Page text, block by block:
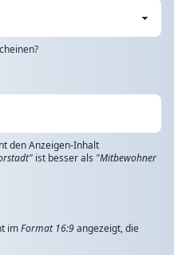
den Anzeigen-Inhalt
ist besser als "Mitbewohner
imFormat 16:9angezeigt, die